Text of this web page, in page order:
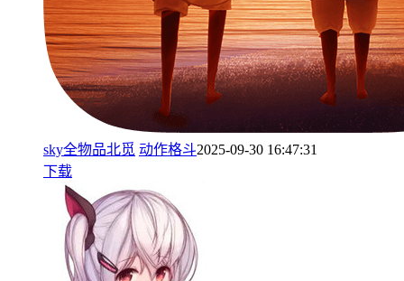
sky全物品北觅 动作格斗2025-09-30 16:47:31
下载